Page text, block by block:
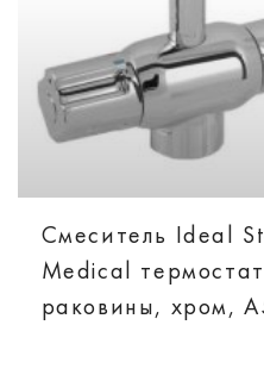
Смеситель Ideal
Medical
раковины, хром,